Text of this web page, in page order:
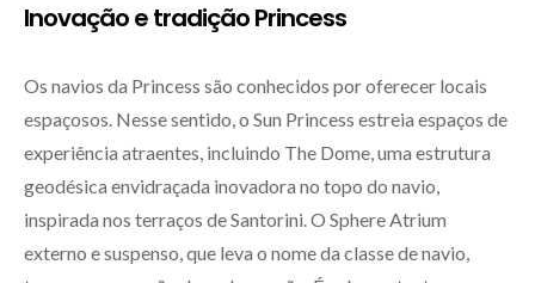
Inovação e tradição Princess
Os navios da Princess são conhecidos por oferecer locais
espaçosos. Nesse sentido, o Sun Princess estreia espaços de
experiência atraentes, incluindo The Dome, uma estrutura
geodésica envidraçada inovadora no topo do navio,
inspirada nos terraços de Santorini. O Sphere Atrium
externo e suspenso, que leva o nome da classe de navio,